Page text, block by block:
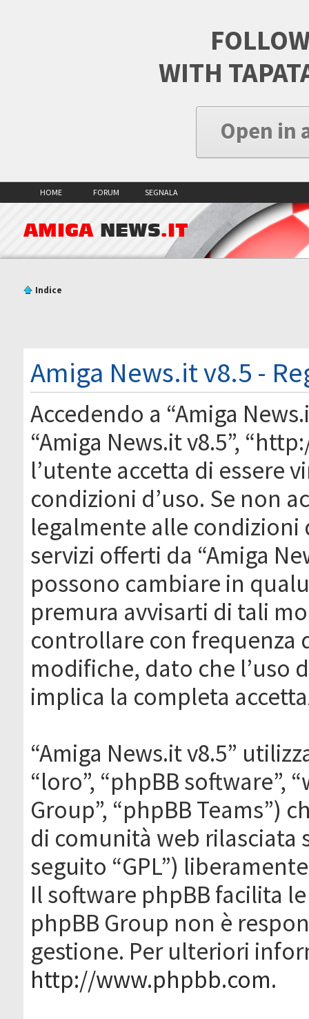
WITH
Open in
HOME FORUM SEGNALA
AMIGA NEWS.IT
Indice
Amiga News.it v8.5 -
Accedendo a “Amiga
“Amiga News.it v8.5”,
l’utente accetta di essere
condizioni d’uso. Se non
legalmente alle condizioni
servizi offerti da “Amiga
possono cambiare in
premura avvisarti di tali
controllare con frequenza
modifiche, dato che l’uso
implica la completa
“Amiga News.it v8.5”
“loro”, “phpBB software”,
Group”, “phpBB Teams”)
di comunità web rilasciata
seguito “GPL”)
Il software phpBB facilita
phpBB Group non è
gestione. Per ulteriori
http://www.phpbb.com.